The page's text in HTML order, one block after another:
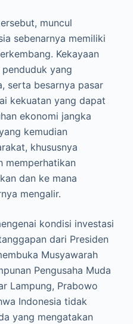
muncul
sebenarnya memiliki
Kekayaan
yang
serta besarnya pasar
kekuatan yang dapat
ekonomi jangka
kemudian
khususnya
memperhatikan
dan ke mana
mengalir.
kondisi investasi
dari Presiden
Musyawarah
Pengusaha Muda
Lampung, Prabowo
Indonesia tidak
yang mengatakan